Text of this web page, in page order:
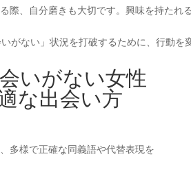
際、自分磨きも大切です。興味を持た
がない」状況を打破するために、行動
いがない女性
な出会い方
多様で正確な同義語や代替表現を